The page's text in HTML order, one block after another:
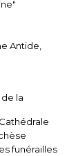
Antide,
la
funérailles